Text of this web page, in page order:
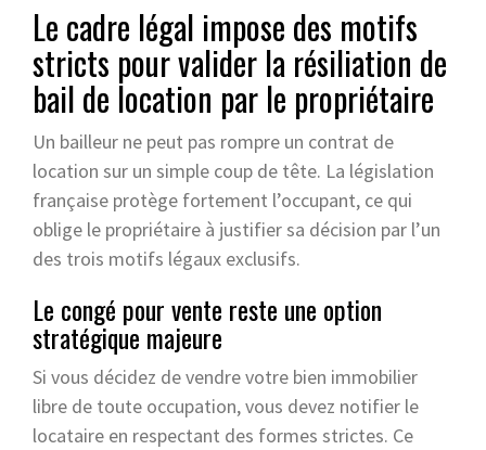
Le cadre légal impose des motifs
stricts pour valider la résiliation de
bail de location par le propriétaire
Un bailleur ne peut pas rompre un contrat de
location sur un simple coup de tête. La législation
française protège fortement l’occupant, ce qui
oblige le propriétaire à justifier sa décision par l’un
des trois motifs légaux exclusifs.
Le congé pour vente reste une option
stratégique majeure
Si vous décidez de vendre votre bien immobilier
libre de toute occupation, vous devez notifier le
locataire en respectant des formes strictes. Ce